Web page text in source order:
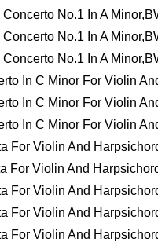
No.1 In A
No.1 In A
No.1 In A
In C Minor For Violin
In C Minor For Violin
In C Minor For Violin
For Violin And
For Violin And
For Violin And
For Violin And
For Violin And